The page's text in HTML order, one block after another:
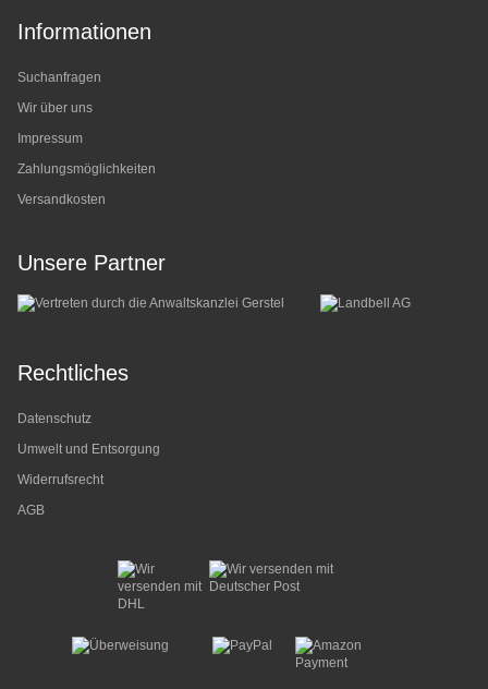
Informationen
Suchanfragen
Wir über uns
Impressum
Zahlungsmöglichkeiten
Versandkosten
Unsere Partner
Rechtliches
Datenschutz
Umwelt und Entsorgung
Widerrufsrecht
AGB